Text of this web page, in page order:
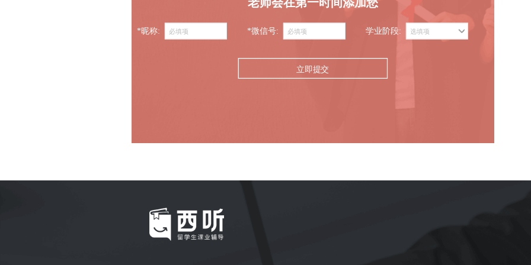
老师会在第一时间添加您
*昵称: *微信号: 学业阶段:
立即提交